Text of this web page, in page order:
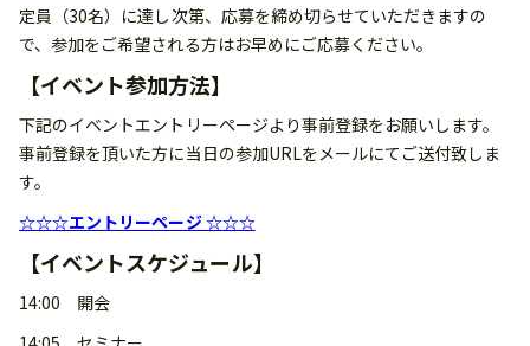
定員（30名）に達し次第、応募を締め切らせていただきますの
で、参加をご希望される方はお早めにご応募ください。
【イベント参加方法】
下記のイベントエントリーページより事前登録をお願いします。
事前登録を頂いた方に当日の参加URLをメールにてご送付致しま
す。
☆☆☆エントリーページ ☆☆☆
【イベントスケジュール】
14:00 開会